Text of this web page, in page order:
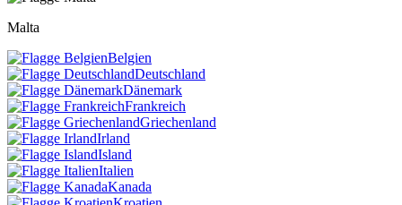
Malta
Belgien
Deutschland
Dänemark
Frankreich
Griechenland
Irland
Island
Italien
Kanada